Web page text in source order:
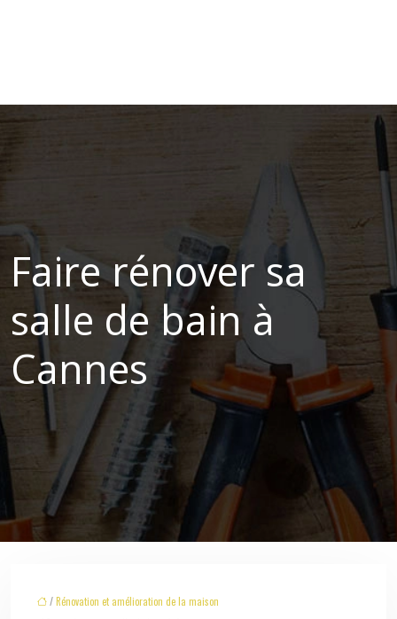
Faire rénover sa
salle de bain à
Cannes
/Rénovation et amélioration de la maison